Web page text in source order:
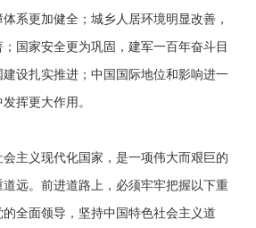
系更加健全；城乡人居环境明显改善，
国家安全更为巩固，建军一百年奋斗目
设扎实推进；中国国际地位和影响进一
挥更大作用。
主义现代化国家，是一项伟大而艰巨的
远。前进道路上，必须牢牢把握以下重
全面领导，坚持中国特色社会主义道